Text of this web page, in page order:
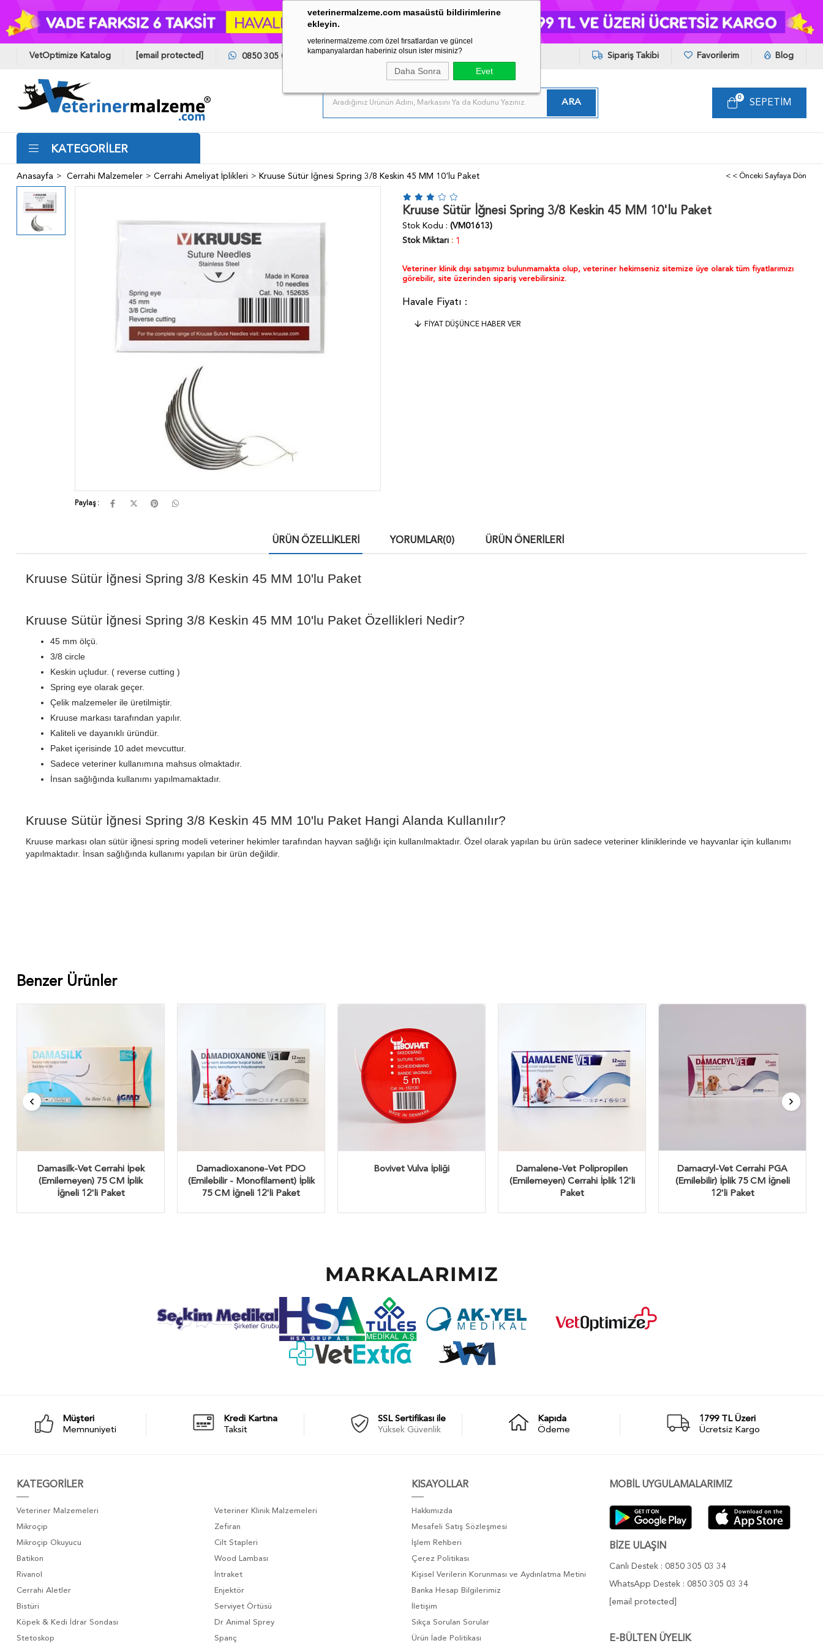
veterinermalzeme.com masaüstü bildirimlerine
ekleyin.
veterinermalzeme.com özel fırsatlardan ve güncel
kampanyalardan haberiniz olsun ister misiniz?
Daha Sonra Evet
VetOptimize Katalog [email protected] 0850 305 03 34 Sipariş Takibi Favorilerim Blog
SEPETIM
0
KATEGORİLER
Anasayfa Cerrahi Malzemeler Cerrahi Ameliyat İplikleri Kruuse Sütür İğnesi Spring 3/8 Keskin 45 MM 10'lu Paket < < Önceki Sayfaya Dön
Paylaş :
Kruuse Sütür İğnesi Spring 3/8 Keskin 45 MM 10'lu Paket
Stok Kodu
(VM01613)
Stok Miktarı : 1
Veteriner klinik dışı satışımız bulunmamakta olup, veteriner hekimseniz sitemize üye olarak tüm fiyatlarımızı
görebilir, site üzerinden sipariş verebilirsiniz.
FIYAT DÜŞÜNCE HABER VER
ÜRÜN ÖZELLIKLERI YORUMLAR(0) ÜRÜN ÖNERILERI
Kruuse Sütür İğnesi Spring 3/8 Keskin 45 MM 10'lu Paket
Kruuse Sütür İğnesi Spring 3/8 Keskin 45 MM 10'lu Paket Özellikleri Nedir?
45 mm ölçü.
3/8 circle
Keskin uçludur. ( reverse cutting )
Spring eye olarak geçer.
Çelik malzemeler ile üretilmiştir.
Kruuse markası tarafından yapılır.
Kaliteli ve dayanıklı üründür.
Paket içerisinde 10 adet mevcuttur.
Sadece veteriner kullanımına mahsus olmaktadır.
İnsan sağlığında kullanımı yapılmamaktadır.
Kruuse Sütür İğnesi Spring 3/8 Keskin 45 MM 10'lu Paket Hangi Alanda Kullanılır?
Kruuse markası olan sütür iğnesi spring modeli veteriner hekimler tarafından hayvan sağlığı için kullanılmaktadır. Özel olarak yapılan bu ürün sadece veteriner kliniklerinde ve hayvanlar için kullanımı
yapılmaktadır. İnsan sağlığında kullanımı yapılan bir ürün değildir.
Benzer Ürünler
Damasilk-Vet Cerrahi İpek
(Emilemeyen) 75 CM İplik
İğneli 12'li Paket
Damadioxanone-Vet PDO
(Emilebilir - Monofilament) İplik
75 CM İğneli 12'li Paket
Bovivet Vulva İpliği
Damalene-Vet Polipropilen
(Emilemeyen) Cerrahi İplik 12'li
Paket
Damacryl-Vet Cerrahi PGA
(Emilebilir) İplik 75 CM İğneli
12'li Paket
MARKALARIMIZ
Müşteri
Memnuniyeti
Kredi Kartına
Taksit
SSL Sertifikası ile
Yüksek Güvenlik
Kapıda
Ödeme
1799 TL Üzeri
Ücretsiz Kargo
KATEGORİLER
Veteriner Malzemeleri
Veteriner Klinik Malzemeleri
Mikroçip
Zefiran
Mikroçip Okuyucu
Cilt Stapleri
Batikon
Wood Lambası
Rivanol
İntraket
Cerrahi Aletler
Enjektör
Bistüri
Serviyet Örtüsü
Köpek & Kedi İdrar Sondası
Dr Animal Sprey
Stetoskop
Spanç
KISAYOLLAR
Hakkımızda
Mesafeli Satış Sözleşmesi
İşlem Rehberi
Çerez Politikası
Kişisel Verilerin Korunması ve Aydınlatma Metini
Banka Hesap Bilgilerimiz
İletişim
Sıkça Sorulan Sorular
Ürün İade Politikası
MOBİL UYGULAMALARIMIZ
BİZE ULAŞIN
Canlı Destek : 0850 305 03 34
WhatsApp Destek : 0850 305 03 34
[email protected]
E-BÜLTEN ÜYELIK